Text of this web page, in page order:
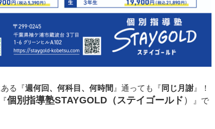
る
『週何回、何科目、何時間 』通っても 『 同じ月謝 』！
『個別指導塾STAYGOLD（ステイゴールド） 』 で